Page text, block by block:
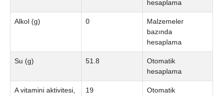
hesaplama
Alkol (g) 0
Malzemeler
bazında
hesaplama
Su (g) 51.8
Otomatik
hesaplama
A vitamini aktivitesi,
19
Otomatik